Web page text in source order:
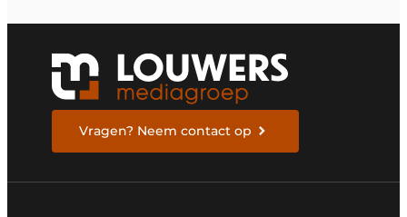
Vragen? Neem contact op